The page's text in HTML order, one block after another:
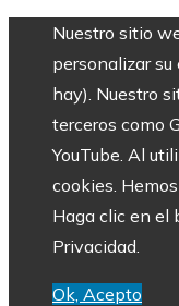
Nuestro sitio
personalizar
hay). Nuestro
terceros como
YouTube. Al
cookies.
Haga clic en el
Privacidad.
Ok, Acepto